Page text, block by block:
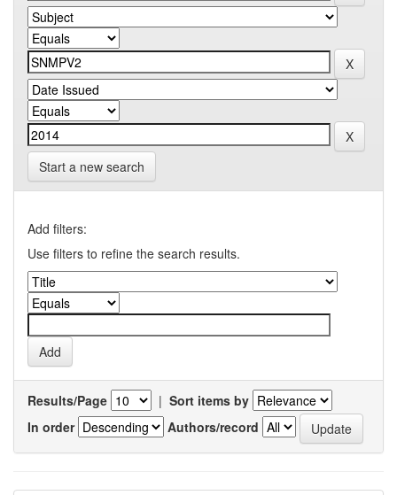
Start a new search
Add filters:
Use filters to refine the search results.
Results/Page | Sort items by
In order
Authors/record